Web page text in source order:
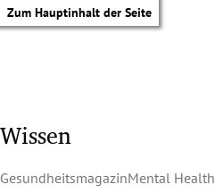
Zum Hauptinhalt der Seite
Wissen
GesundheitsmagazinMental Health